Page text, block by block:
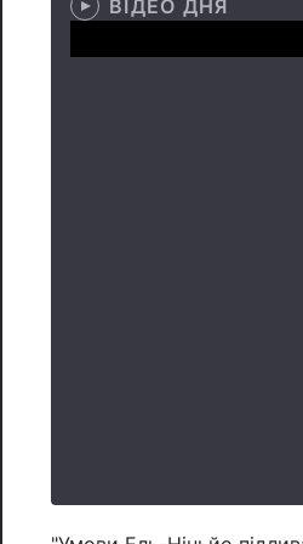
ВІДЕО ДНЯ